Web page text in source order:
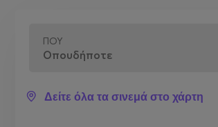
ΠΟΎ
Δείτε όλα τα σινεμά στο χάρτη